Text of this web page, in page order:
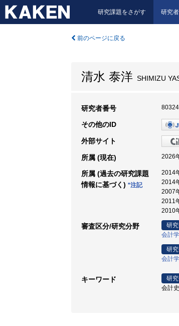
研究課題をさがす 研究
前のページに戻る
清水 泰洋 SHIMIZU
研究者番号
その他のID
外部サイト
所属 (現在) 2026
所属 (過去の研究課題
情報に基づく) *注記
2014
2014
2007
2011
2010
審査区分/研究分野
研
会計学
研
会計学
キーワード
研
会計